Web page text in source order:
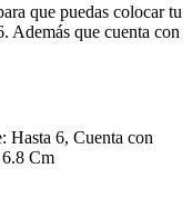
que puedas colocar tu
Además que cuenta con
Hasta 6, Cuenta con
Cm